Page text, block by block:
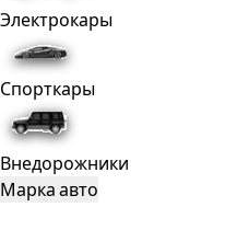
Электрокары
Спорткары
Внедорожники
Марка авто